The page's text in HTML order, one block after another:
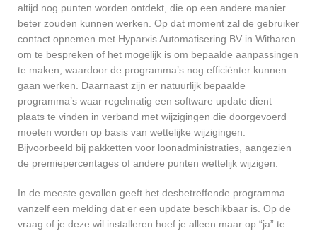
altijd nog punten worden ontdekt, die op een andere manier
beter zouden kunnen werken. Op dat moment zal de gebruiker
contact opnemen met Hyparxis Automatisering BV in Witharen
om te bespreken of het mogelijk is om bepaalde aanpassingen
te maken, waardoor de programma’s nog efficiënter kunnen
gaan werken. Daarnaast zijn er natuurlijk bepaalde
programma’s waar regelmatig een software update dient
plaats te vinden in verband met wijzigingen die doorgevoerd
moeten worden op basis van wettelijke wijzigingen.
Bijvoorbeeld bij pakketten voor loonadministraties, aangezien
de premiepercentages of andere punten wettelijk wijzigen.
In de meeste gevallen geeft het desbetreffende programma
vanzelf een melding dat er een update beschikbaar is. Op de
vraag of je deze wil installeren hoef je alleen maar op “ja” te